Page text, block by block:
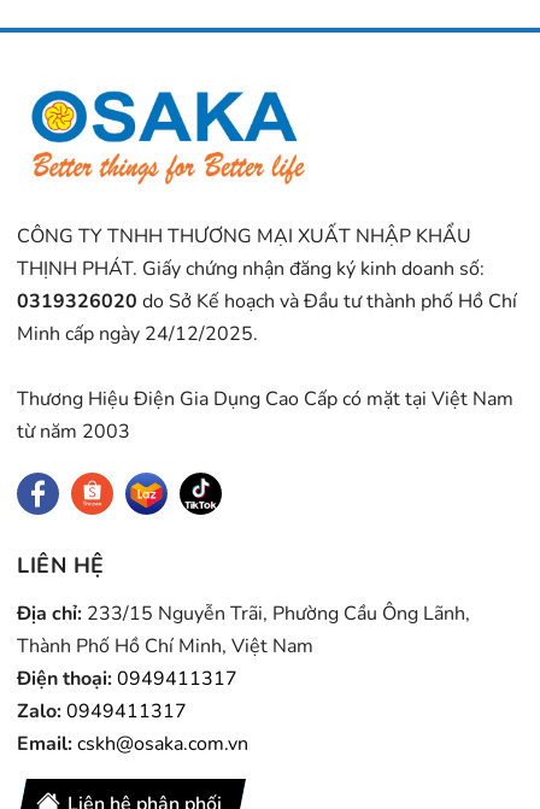
CÔNG TY TNHH THƯƠNG MẠI XUẤT NHẬP KHẨU
THỊNH PHÁT. Giấy chứng nhận đăng ký kinh doanh số:
0319326020 do Sở Kế hoạch và Đầu tư thành phố Hồ Chí
Minh cấp ngày 24/12/2025.
Thương Hiệu Điện Gia Dụng Cao Cấp có mặt tại Việt Nam
từ năm 2003
LIÊN HỆ
Địa chỉ: 233/15 Nguyễn Trãi, Phường Cầu Ông Lãnh,
Thành Phố Hồ Chí Minh, Việt Nam
Điện thoại:0949411317
Zalo:0949411317
Email:cskh@osaka.com.vn